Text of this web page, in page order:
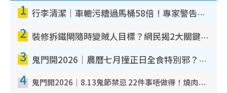
1 行李清潔｜車轆污糟過馬桶58倍！專家警告忌用酒精抹 教1招免污手除菌
2 裝修拆鐵閘隨時變賊人目標？網民揭2大關鍵用途：裝新式等於白裝？附新舊鐵閘分別
3 鬼門開2026｜農曆七月撞正日全食特別邪？專家警告切忌做一事！揭4大禁忌+2招保平安
4 鬼門開2026｜8.13鬼節禁忌 22件事唔做得！燒肉、刺身要少食？半夜勿吹口哨/打呢個電話